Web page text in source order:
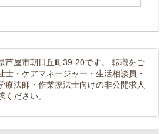
芦屋市朝日丘町39-20です。 転職をご
士・ケアマネージャー・生活相談員・
療法師・作業療法士向けの非公開求人
ださい。